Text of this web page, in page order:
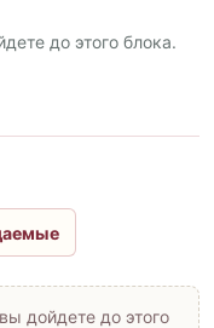
до этого блока.
дойдете до этого